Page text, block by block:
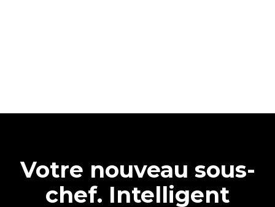
Votre nouveau sous-
chef. Intelligent